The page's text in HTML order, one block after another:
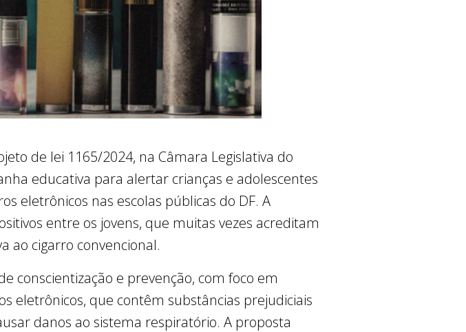
de lei 1165/2024, na Câmara Legislativa do
educativa para alertar crianças e adolescentes
eletrônicos nas escolas públicas do DF. A
entre os jovens, que muitas vezes acreditam
ao cigarro convencional.
conscientização e prevenção, com foco em
eletrônicos, que contêm substâncias prejudiciais
danos ao sistema respiratório. A proposta